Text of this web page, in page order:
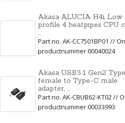
Akasa ALUCIA H4i, Low
profile 4 heatpipes CPU
...
Part no. AK-CC7501BP01 //
productnummer 00040024
Akasa USB3.1 Gen2
female to Type-C male
adapter, ...
Part no. AK-CBUB62-KT02 //
productnummer 00033993